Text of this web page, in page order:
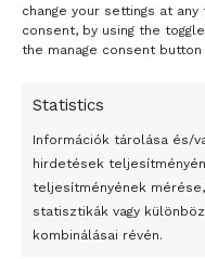
change your settings at
consent, by using the
the manage consent
Statistics
Információk tárolása és/
hirdetések
teljesítményének
statisztikák vagy
kombinálásai révén.